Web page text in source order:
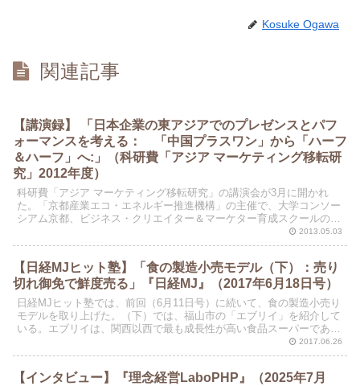
Kosuke Ogawa
関連記事
【講演録】 「日本企業の東アジアでのプレゼンスとパフ
ォーマンスを考える： 「中国プラスワン」から「ハーフ
＆ハーフ」へ:」（科研費「アジア マーケティング移転研
究」2012年度）
科研費「アジア マーケティング移転研究」の講演会が3月に開かれ
た。「京都産業エコ・エネルギー推進機構」の主催で、大学コンソー
シアム京都、ビジネス・クリエイター＆マーケター育成スクールの特
別公開セミナーである。研究メンバーの3人が講演を行った...2013.05.03
【日経MJヒット塾】「食の製造小売モデル（下）：売り
切れ御免で鮮度売る」『日経MJ』（2017年6月18日号）
日経MJヒット塾では、前回（6月11日号）に続いて、食の製造小売り
モデルを取り上げた。（下）では、福山市の「エブリイ」を紹介して
いる。エブリイは、関西以西で最も成長性が高い食品スーパーであ
る。飲食店チェーンや給食事業などを含む、食品分野での... 2017.06.26
【インタビュー】『理念経営LaboPHP』（2025年7月